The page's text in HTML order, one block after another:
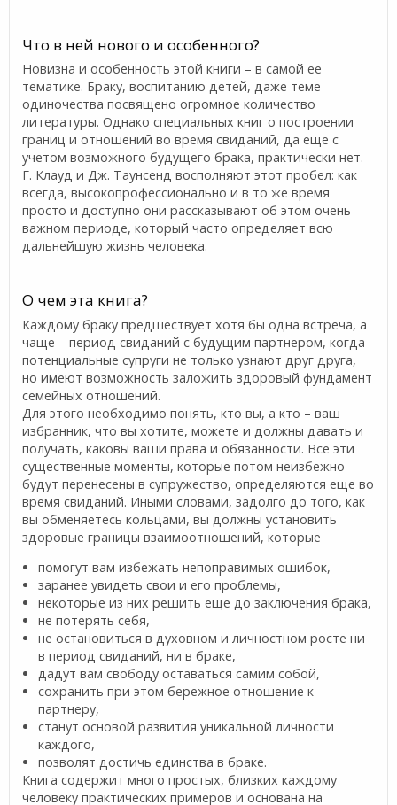
Что в ней нового и особенного?
Новизна и особенность этой книги – в самой ее
тематике. Браку, воспитанию детей, даже теме
одиночества посвящено огромное количество
литературы. Однако специальных книг о построении
границ и отношений во время свиданий, да еще с
учетом возможного будущего брака, практически нет.
Г. Клауд и Дж. Таунсенд восполняют этот пробел: как
всегда, высокопрофессионально и в то же время
просто и доступно они рассказывают об этом очень
важном периоде, который часто определяет всю
дальнейшую жизнь человека.
О чем эта книга?
Каждому браку предшествует хотя бы одна встреча, а
чаще – период свиданий с будущим партнером, когда
потенциальные супруги не только узнают друг друга,
но имеют возможность заложить здоровый фундамент
семейных отношений.
Для этого необходимо понять, кто вы, а кто – ваш
избранник, что вы хотите, можете и должны давать и
получать, каковы ваши права и обязанности. Все эти
существенные моменты, которые потом неизбежно
будут перенесены в супружество, определяются еще во
время свиданий. Иными словами, задолго до того, как
вы обменяетесь кольцами, вы должны установить
здоровые границы взаимоотношений, которые
помогут вам избежать непоправимых ошибок,
заранее увидеть свои и его проблемы,
некоторые из них решить еще до заключения брака,
не потерять себя,
не остановиться в духовном и личностном росте ни
в период свиданий, ни в браке,
дадут вам свободу оставаться самим собой,
сохранить при этом бережное отношение к
партнеру,
станут основой развития уникальной личности
каждого,
позволят достичь единства в браке.
Книга содержит много простых, близких каждому
человеку практических примеров и основана на